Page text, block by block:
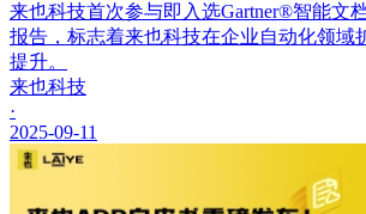
来也科技首次参与即入选Gartner®智能文
报告，标志着来也科技在企业自动化领域
提升。
来也科技
·
2025-09-11